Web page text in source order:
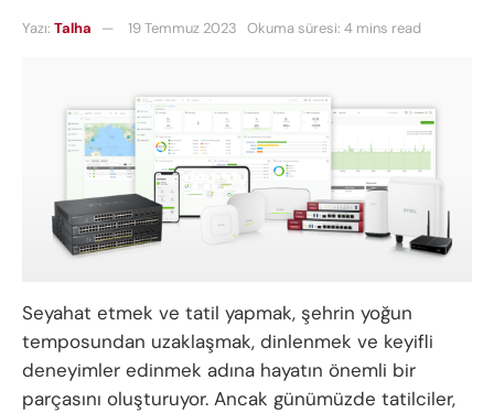
Yazı: Talha 19 Temmuz 2023 Okuma süresi: 4 mins read
Seyahat etmek ve tatil yapmak, şehrin yoğun
temposundan uzaklaşmak, dinlenmek ve keyifli
deneyimler edinmek adına hayatın önemli bir
parçasını oluşturuyor. Ancak günümüzde tatilciler,